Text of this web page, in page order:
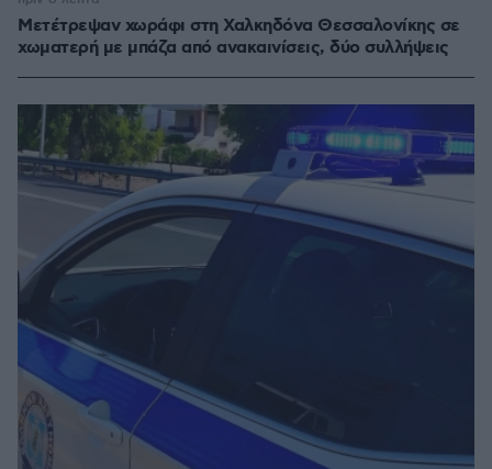
Μετέτρεψαν χωράφι στη Χαλκηδόνα Θεσσαλονίκης σε
χωματερή με μπάζα από ανακαινίσεις, δύο συλλήψεις